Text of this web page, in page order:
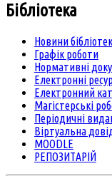
Бібліотека
Новини
Графік роботи
Нормативні
Електронні
Електронний
Магістерські
Періодичні
Віртуальна
MOODLE
РЕПОЗИТАРІЙ